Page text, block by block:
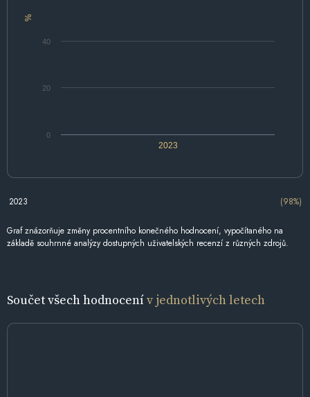
%
2023
0
20
40
2023 (98%)
Graf znázorňuje změny procentního konečného hodnocení, vypočítaného na
základě souhrnné analýzy dostupných uživatelských recenzí z různých zdrojů.
Součet všech hodnocenív jednotlivých letech